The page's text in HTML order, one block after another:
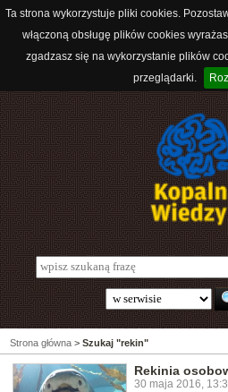
Ta strona wykorzystuje pliki cookies.
włączoną obsługę plików cookies
zgadzasz się na wykorzystanie plików
przeglądarki.
Strona główna > Szukaj "rekin"
Rekinia
30 maja 2016,